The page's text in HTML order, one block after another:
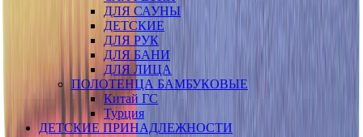
ДЛЯ САУНЫ
ДЕТСКИЕ
ДЛЯ РУК
ДЛЯ БАНИ
ДЛЯ ЛИЦА
ПОЛОТЕНЦА БАМБУКОВЫЕ
Китай ГС
Турция
ДЕТСКИЕ ПРИНАДЛЕЖНОСТИ